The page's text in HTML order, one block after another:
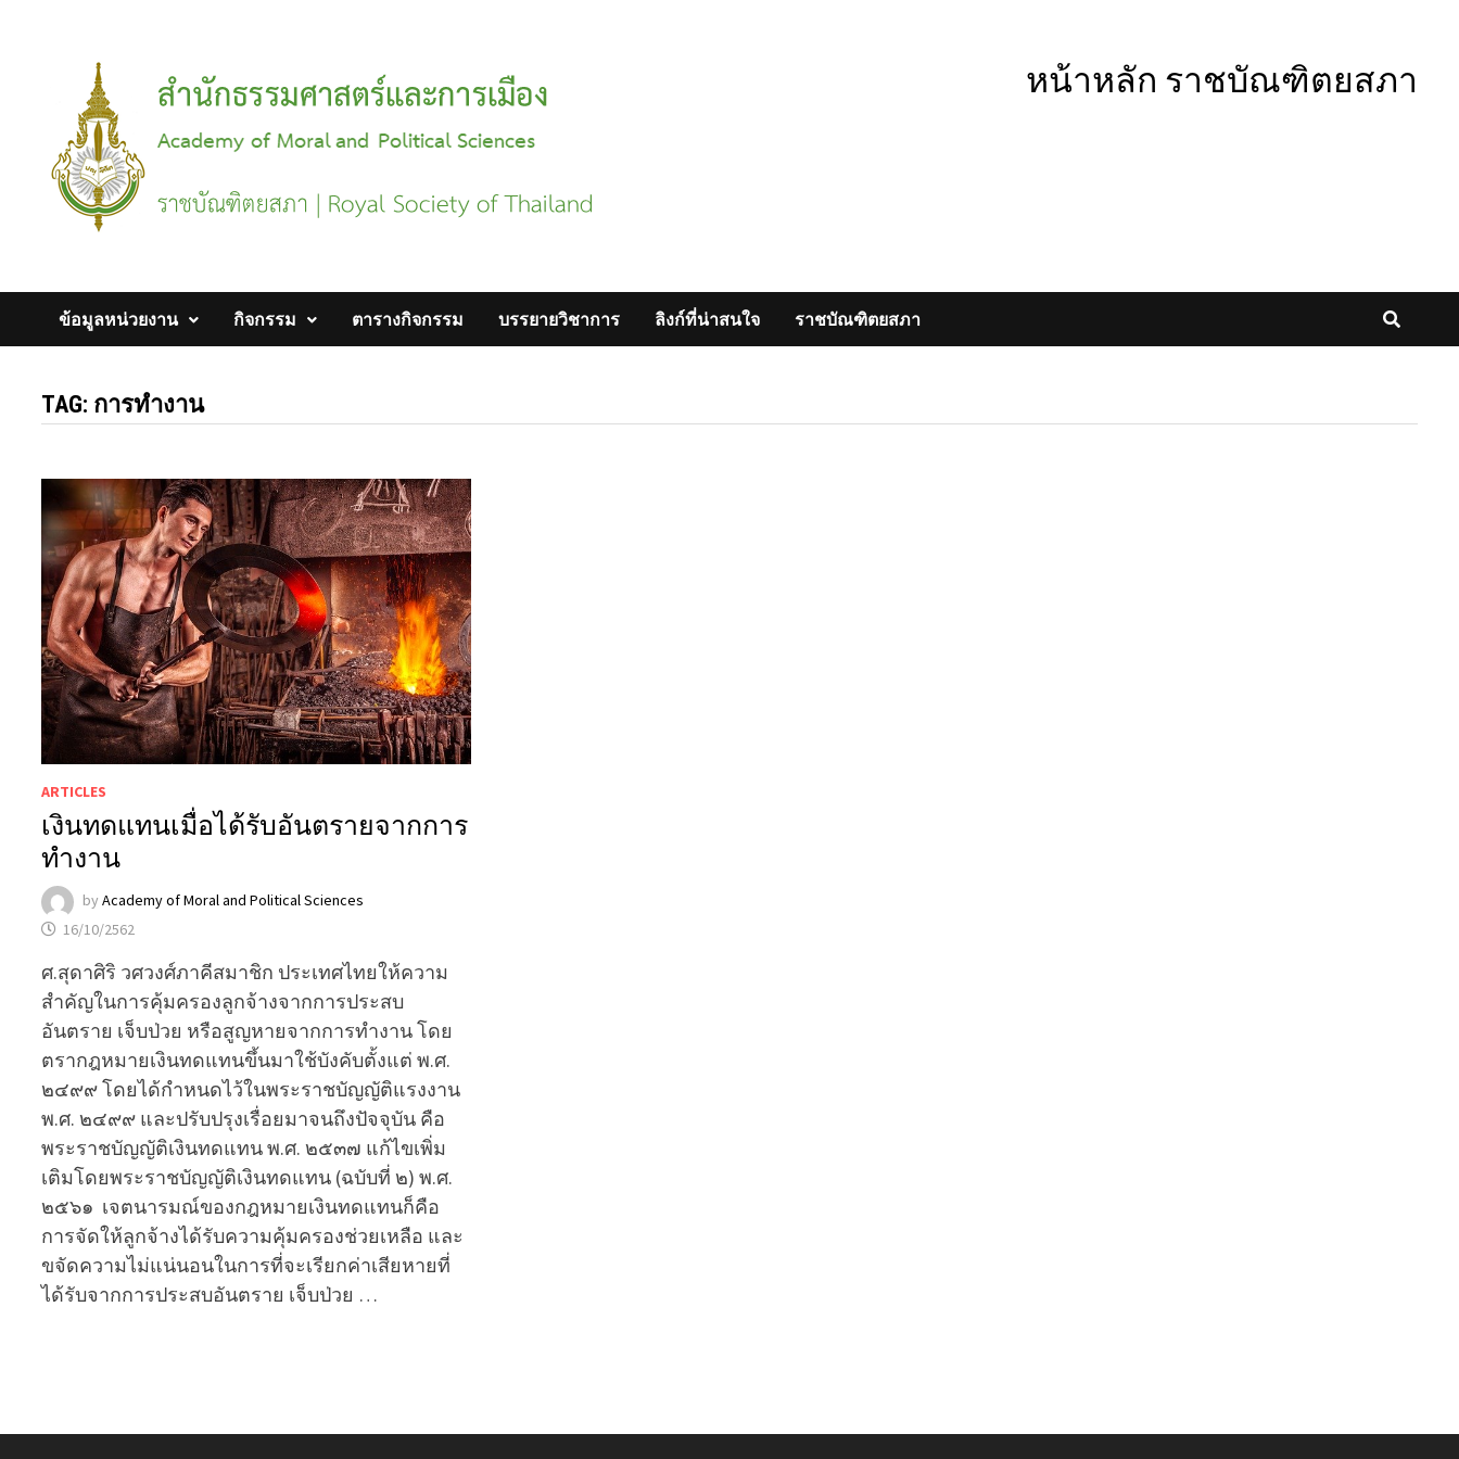
หน้าหลัก ราชบัณฑิตยสภา
ข้อมูลหน่วยงาน กิจกรรม ตารางกิจกรรม บรรยายวิชาการ ลิงก์ที่น่าสนใจ ราชบัณฑิตยสภา
TAG: การทำงาน
ARTICLES
เงินทดแทนเมื่อได้รับอันตรายจากการ
ทำงาน
byAcademy of Moral and Political Sciences
16/10/2562
ศ.สุดาศิริ วศวงศ์ภาคีสมาชิก ประเทศไทยให้ความ
สำคัญในการคุ้มครองลูกจ้างจากการประสบ
อันตราย เจ็บป่วย หรือสูญหายจากการทำงาน โดย
ตรากฎหมายเงินทดแทนขึ้นมาใช้บังคับตั้งแต่ พ.ศ.
๒๔๙๙ โดยได้กำหนดไว้ในพระราชบัญญัติแรงงาน
พ.ศ. ๒๔๙๙ และปรับปรุงเรื่อยมาจนถึงปัจจุบัน คือ
พระราชบัญญัติเงินทดแทน พ.ศ. ๒๕๓๗ แก้ไขเพิ่ม
เติมโดยพระราชบัญญัติเงินทดแทน (ฉบับที่ ๒) พ.ศ.
๒๕๖๑ เจตนารมณ์ของกฎหมายเงินทดแทนก็คือ
การจัดให้ลูกจ้างได้รับความคุ้มครองช่วยเหลือ และ
ขจัดความไม่แน่นอนในการที่จะเรียกค่าเสียหายที่
ได้รับจากการประสบอันตราย เจ็บป่วย …